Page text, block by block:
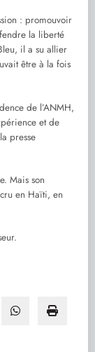
: promouvoir
la liberté
il a su allier
être à la fois
de l’ANMH,
et de
presse
Mais son
en Haïti, en